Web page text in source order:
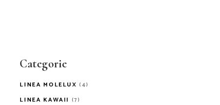
Categorie
LINEA MOLELUX (4)
LINEA KAWAII (7)